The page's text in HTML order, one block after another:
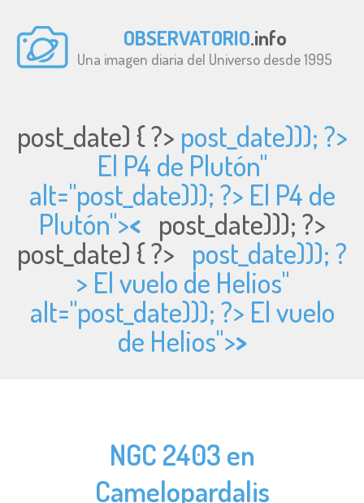
OBSERVATORIO.info
Una imagen diaria del Universo desde 1995
post_date) { ?> post_date))); ?>
El P4 de Plutón"
alt="post_date))); ?> El P4 de
Plutón">< post_date))); ?>
post_date) { ?> post_date))); ?
> El vuelo de Helios"
alt="post_date))); ?> El vuelo
de Helios">>
NGC 2403 en
Camelopardalis